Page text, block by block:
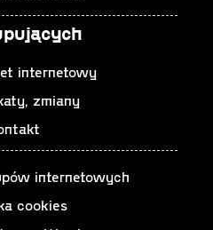
Scena
internetowy
zmiany
internetowych
cookies